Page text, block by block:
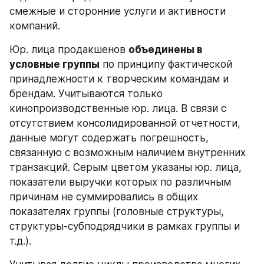
смежные и сторонние услуги и активности
компаний.
Юр. лица продакшенов объединены в
условные группы по принципу фактической
принадлежности к творческим командам и
брендам. Учитываются только
кинопроизводственные юр. лица. В связи с
отсутствием консолидированной отчетности,
данные могут содержать погрешность,
связанную с возможным наличием внутренних
транзакций. Серым цветом указаны юр. лица,
показатели выручки которых по различным
причинам не суммировались в общих
показателях группы (головные структуры,
структуры-субподрядчики в рамках группы и
т.д.).